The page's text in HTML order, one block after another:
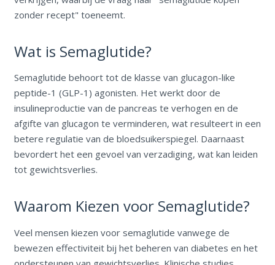
zonder recept" toeneemt.
Wat is Semaglutide?
Semaglutide behoort tot de klasse van glucagon-like
peptide-1 (GLP-1) agonisten. Het werkt door de
insulineproductie van de pancreas te verhogen en de
afgifte van glucagon te verminderen, wat resulteert in een
betere regulatie van de bloedsuikerspiegel. Daarnaast
bevordert het een gevoel van verzadiging, wat kan leiden
tot gewichtsverlies.
Waarom Kiezen voor Semaglutide?
Veel mensen kiezen voor semaglutide vanwege de
bewezen effectiviteit bij het beheren van diabetes en het